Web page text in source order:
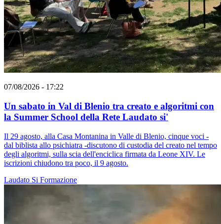
07/08/2026 - 17:22
Un sabato in Val di Blenio tra creato e algoritmi con
la Summer School della Rete Laudato si'
Il 29 agosto, alla Casa Montanina in Valle di Blenio, cinque voci -
dal biblista allo psichiatra -discutono di custodia del creato nel tempo
degli algoritmi, sulla scia dell'enciclica firmata da Leone XIV. Le
iscrizioni chiudono tra poco, il 9 agosto.
Laudato Si Formazione